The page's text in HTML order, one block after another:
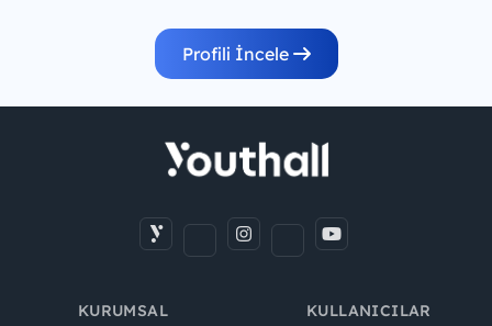
Profili İncele
KURUMSAL KULLANICILAR